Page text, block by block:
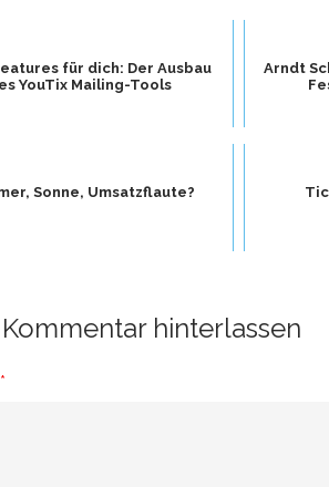
für dich: Der Ausbau
YouTix Mailing-Tools
Arndt
Sonne, Umsatzflaute?
hinterlassen
*